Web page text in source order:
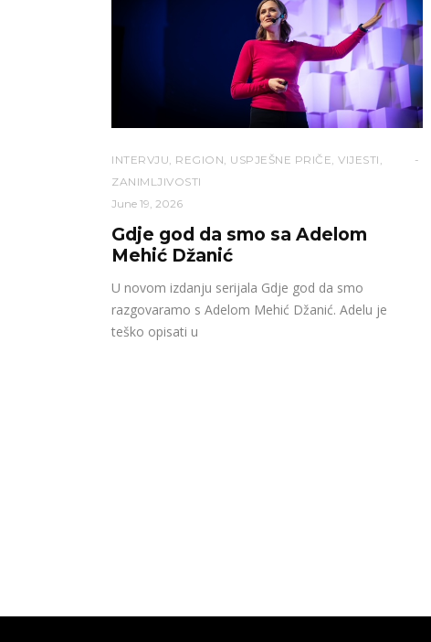
INTERVJU, REGION, USPJEŠNE PRIČE, VIJESTI ,
ZANIMLJIVOSTI
June 19, 2026
Gdje god da smo sa Adelom
Mehić Džanić
U novom izdanju serijala Gdje god da smo
razgovaramo s Adelom Mehić Džanić. Adelu je
teško opisati u